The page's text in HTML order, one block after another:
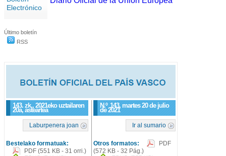
Electrónico
Último boletín
RSS
143. zk., 2021eko uztailaren
20a, asteartea
N.º143, martes 20 de julio
de 2021
Laburpenera joan
Bestelako formatuak:
PDF (551 KB - 31 orri.)
Ir al sumario
Otros formatos:
PDF
(572 KB - 32 Pág.)